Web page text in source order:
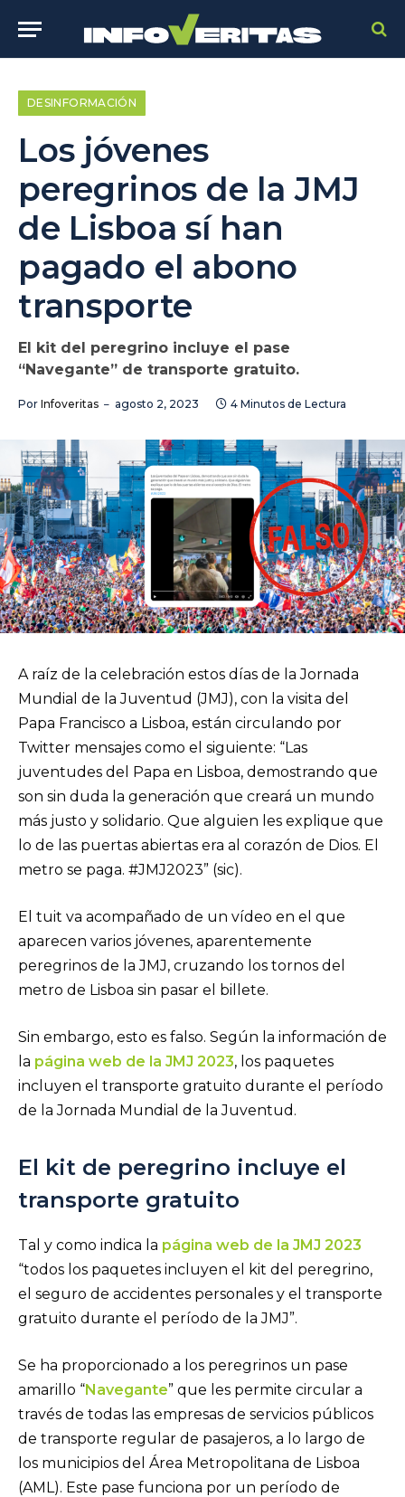
DESINFORMACIÓN
Los jóvenes
peregrinos de la JMJ
de Lisboa sí han
pagado el abono
transporte
El kit del peregrino incluye el pase
“Navegante” de transporte gratuito.
Por Infoveritas agosto 2, 2023 4 Minutos de Lectura
A raíz de la celebración estos días de la Jornada
Mundial de la Juventud (JMJ), con la visita del
Papa Francisco a Lisboa, están circulando por
Twitter mensajes como el siguiente: “Las
juventudes del Papa en Lisboa, demostrando que
son sin duda la generación que creará un mundo
más justo y solidario. Que alguien les explique que
lo de las puertas abiertas era al corazón de Dios. El
metro se paga. #JMJ2023” (sic).
El tuit va acompañado de un vídeo en el que
aparecen varios jóvenes, aparentemente
peregrinos de la JMJ, cruzando los tornos del
metro de Lisboa sin pasar el billete.
Sin embargo, esto es falso. Según la información de
la página web de la JMJ 2023, los paquetes
incluyen el transporte gratuito durante el período
de la Jornada Mundial de la Juventud.
El kit de peregrino incluye el
transporte gratuito
Tal y como indica la página web de la JMJ 2023
“todos los paquetes incluyen el kit del peregrino,
el seguro de accidentes personales y el transporte
gratuito durante el período de la JMJ”.
Se ha proporcionado a los peregrinos un pase
amarillo “Navegante” que les permite circular a
través de todas las empresas de servicios públicos
de transporte regular de pasajeros, a lo largo de
los municipios del Área Metropolitana de Lisboa
(AML). Este pase funciona por un período de